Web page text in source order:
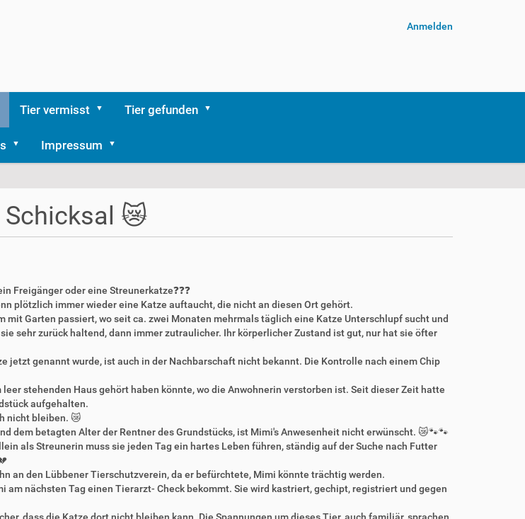
Anmelden
Tier vermisst Tier gefunden
Impressum
😿
Freigänger oder eine Streunerkatze❓❓❓
plötzlich immer wieder eine Katze auftaucht, die nicht an diesen Ort gehört.
mit Garten passiert, wo seit ca. zwei Monaten mehrmals täglich eine Katze Unterschlupf sucht und
sehr zurück haltend, dann immer zutraulicher. Ihr körperlicher Zustand ist gut, nur hat sie öfter
jetzt genannt wurde, ist auch in der Nachbarschaft nicht bekannt. Die Kontrolle nach einem Chip
stehenden Haus gehört haben könnte, wo die Anwohnerin verstorben ist. Seit dieser Zeit hatte
aufgehalten.
nicht bleiben. 😿
dem betagten Alter der Rentner des Grundstücks, ist Mimi's Anwesenheit nicht erwünscht. 😿🐾🐾
als Streunerin muss sie jeden Tag ein hartes Leben führen, ständig auf der Suche nach Futter
an den Lübbener Tierschutzverein, da er befürchtete, Mimi könnte trächtig werden.
am nächsten Tag einen Tierarzt- Check bekommt. Sie wird kastriert, gechipt, registriert und gegen